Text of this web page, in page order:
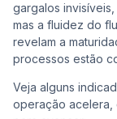
gargalos
mas a fluidez do
revelam a
processos estão
Veja alguns
operação acelera,